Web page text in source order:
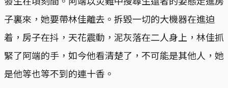
子裏來，她要帶林佳離去。拆毀一切的大機器在進迫
着，房子在抖，天花震動，泥灰落在二人身上，林佳抓
緊了阿端的手，如今他看清楚了，不可能是其他人，她
是他等也等不到的連十香。